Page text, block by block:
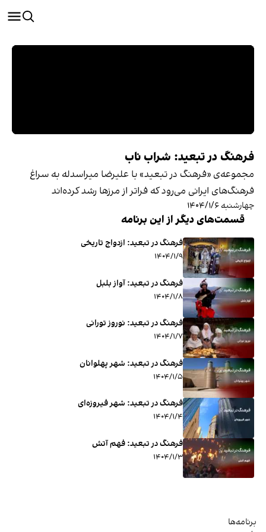
فرهنگ در تبعید: شراب ناب
مجموعه‌ی «فرهنگ در تبعید» با علیرضا میراسدله به سراغ
فرهنگ‌های ایرانی می‌رود که فراتر از مرزها رشد کرده‌اند
چهارشنبه ۱۴۰۴/۱/۶
قسمت‌های دیگر از این برنامه
فرهنگ در تبعید: ازدواج تاریخی
۱۴۰۴/۱/۹
فرهنگ در تبعید: آواز بلبل
۱۴۰۴/۱/۸
فرهنگ در تبعید: نوروز تورانی
۱۴۰۴/۱/۷
فرهنگ در تبعید: شهر پهلوانان
۱۴۰۴/۱/۵
فرهنگ در تبعید: شهر فیروزه‌ای
۱۴۰۴/۱/۴
فرهنگ در تبعید: فهم آتش
۱۴۰۴/۱/۳
برنامه‌ها